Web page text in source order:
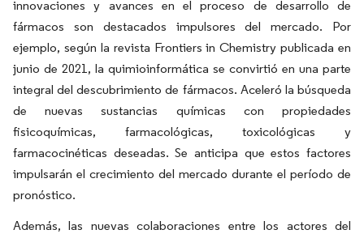
innovaciones y avances en el proceso de desarrollo de
fármacos son destacados impulsores del mercado. Por
ejemplo, según la revista Frontiers in Chemistry publicada en
junio de 2021, la quimioinformática se convirtió en una parte
integral del descubrimiento de fármacos. Aceleró la búsqueda
de nuevas sustancias químicas con propiedades
fisicoquímicas, farmacológicas, toxicológicas y
farmacocinéticas deseadas. Se anticipa que estos factores
impulsarán el crecimiento del mercado durante el período de
pronóstico.
Además, las nuevas colaboraciones entre los actores del